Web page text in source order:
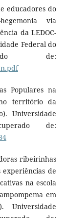
educadores do
via
da LEDOC-
Federal do
de:
Populares na
território da
Universidade
de:
ribeirinhas
experiências de
na escola
em
Universidade